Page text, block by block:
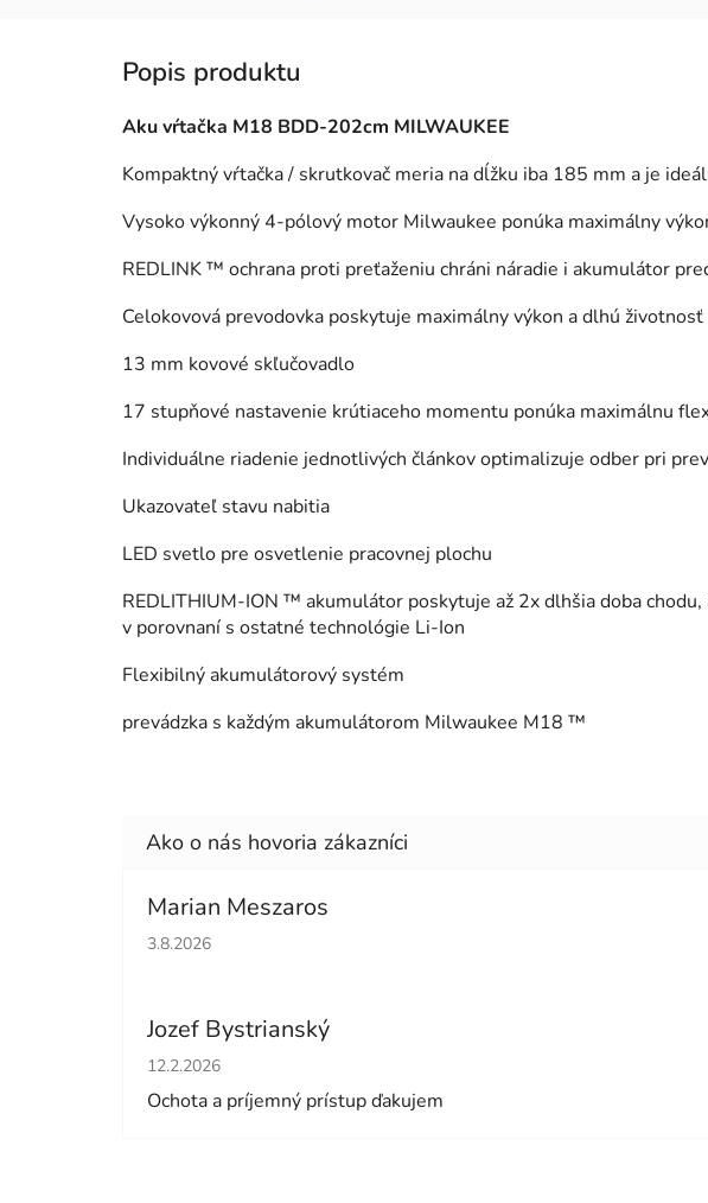
Aku vŕtačka M18 BDD-202cm MILWAUKEE
Kompaktný vŕtačka / skrutkovač meria na dĺžku iba 185 mm a je
Vysoko výkonný 4-pólový motor Milwaukee ponúka maximálny
REDLINK ™ ochrana proti preťaženiu chráni náradie i akumulátor
Celokovová prevodovka poskytuje maximálny výkon a dlhú životnosť
13 mm kovové skľučovadlo
17 stupňové nastavenie krútiaceho momentu ponúka maximálnu
Individuálne riadenie jednotlivých článkov optimalizuje odber pri
Ukazovateľ stavu nabitia
LED svetlo pre osvetlenie pracovnej plochu
REDLITHIUM-ION ™ akumulátor poskytuje až 2x dlhšia doba
v porovnaní s ostatné technológie Li-Ion
Flexibilný akumulátorový systém
prevádzka s každým akumulátorom Milwaukee M18 ™
Marian Meszaros
Hodnotenie obchodu je 5 z 5 hviezdičiek.
3.8.2026
Jozef Bystrianský
Hodnotenie obchodu je 5 z 5 hviezdičiek.
12.2.2026
Ochota a príjemný prístup ďakujem